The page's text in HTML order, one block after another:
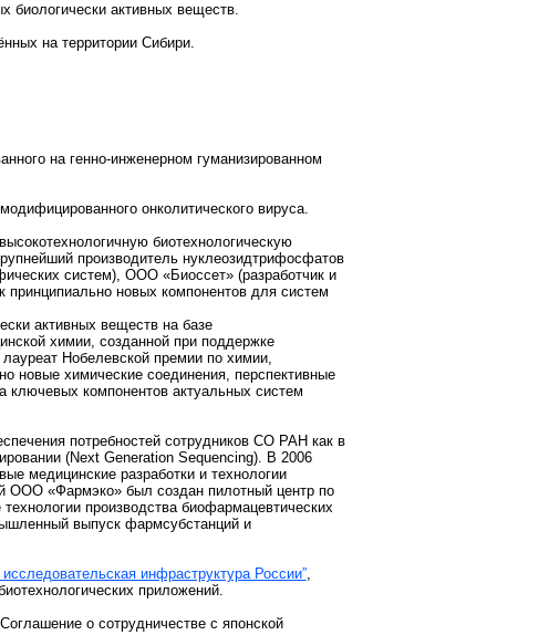
биологически активных веществ.
на территории Сибири.
на генно-инженерном гуманизированном
онколитического вируса.
биотехнологическую
производитель нуклеозидтрифосфатов
систем), ООО «Биоссет» (разработчик и
принципиально новых компонентов для систем
активных веществ на базе
химии, созданной при поддержке
Нобелевской премии по химии,
новые химические соединения, перспективные
ключевых компонентов актуальных систем
потребностей сотрудников СО РАН как в
(Next Generation Sequencing). В 2006
медицинские разработки и технологии
ООО «Фармэко» был создан пилотный центр по
производства биофармацевтических
выпуск фармсубстанций и
инфраструктура России”,
приложений.
о сотрудничестве с японской